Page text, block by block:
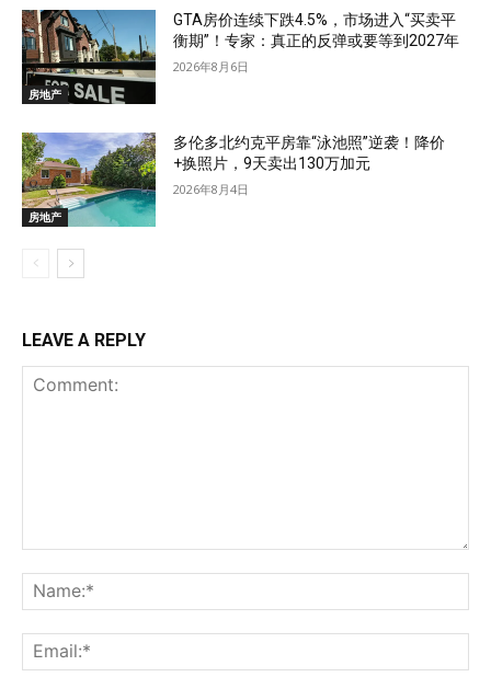
房地产
GTA房价连续下跌4.5%，市场进入“买卖平
衡期”！专家：真正的反弹或要等到2027年
2026年8月6日
房地产
多伦多北约克平房靠“泳池照”逆袭！降价
+换照片，9天卖出130万加元
2026年8月4日
LEAVE A REPLY